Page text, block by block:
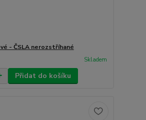
- ČSLA nerozstříhané
Skladem
Přidat do košíku